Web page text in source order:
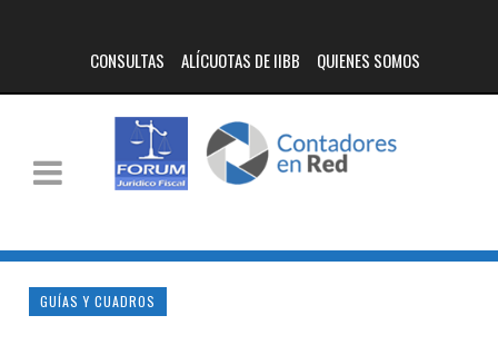
CONSULTAS ALÍCUOTAS DE IIBB QUIENES SOMOS
GUÍAS Y CUADROS